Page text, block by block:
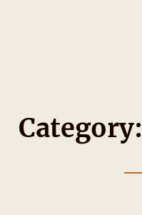
Category: